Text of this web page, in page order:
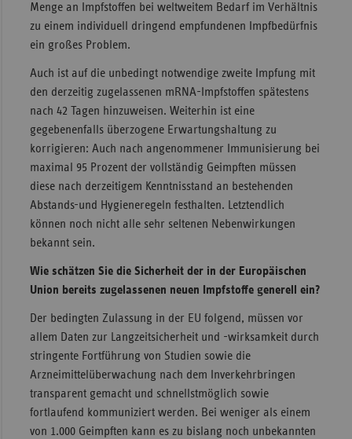
Menge an Impfstoffen bei weltweitem Bedarf im Verhältnis
zu einem individuell dringend empfundenen Impfbedürfnis
ein großes Problem.
Auch ist auf die unbedingt notwendige zweite Impfung mit
den derzeitig zugelassenen mRNA-Impfstoffen spätestens
nach 42 Tagen hinzuweisen. Weiterhin ist eine
gegebenenfalls überzogene Erwartungshaltung zu
korrigieren: Auch nach angenommener Immunisierung bei
maximal 95 Prozent der vollständig Geimpften müssen
diese nach derzeitigem Kenntnisstand an bestehenden
Abstands-und Hygieneregeln festhalten. Letztendlich
können noch nicht alle sehr seltenen Nebenwirkungen
bekannt sein.
Wie schätzen Sie die Sicherheit der in der Europäischen
Union bereits zugelassenen neuen Impfstoffe generell ein?
Der bedingten Zulassung in der EU folgend, müssen vor
allem Daten zur Langzeitsicherheit und -wirksamkeit durch
stringente Fortführung von Studien sowie die
Arzneimittelüberwachung nach dem Inverkehrbringen
transparent gemacht und schnellstmöglich sowie
fortlaufend kommuniziert werden. Bei weniger als einem
von 1.000 Geimpften kann es zu bislang noch unbekannten